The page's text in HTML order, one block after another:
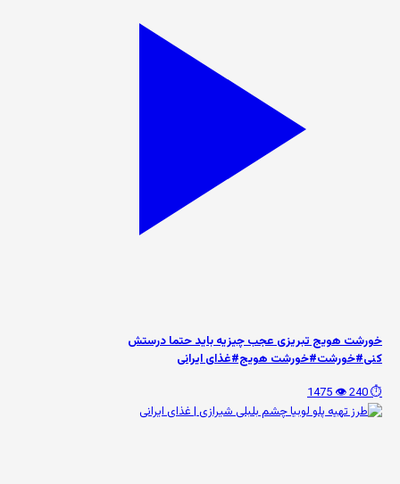
خورشت هویج تبریزی عجب چیزیه باید حتما درستش
کنی#خورشت#خورشت هویج#غذای ایرانی
⏱️ 240
👁️ 1475